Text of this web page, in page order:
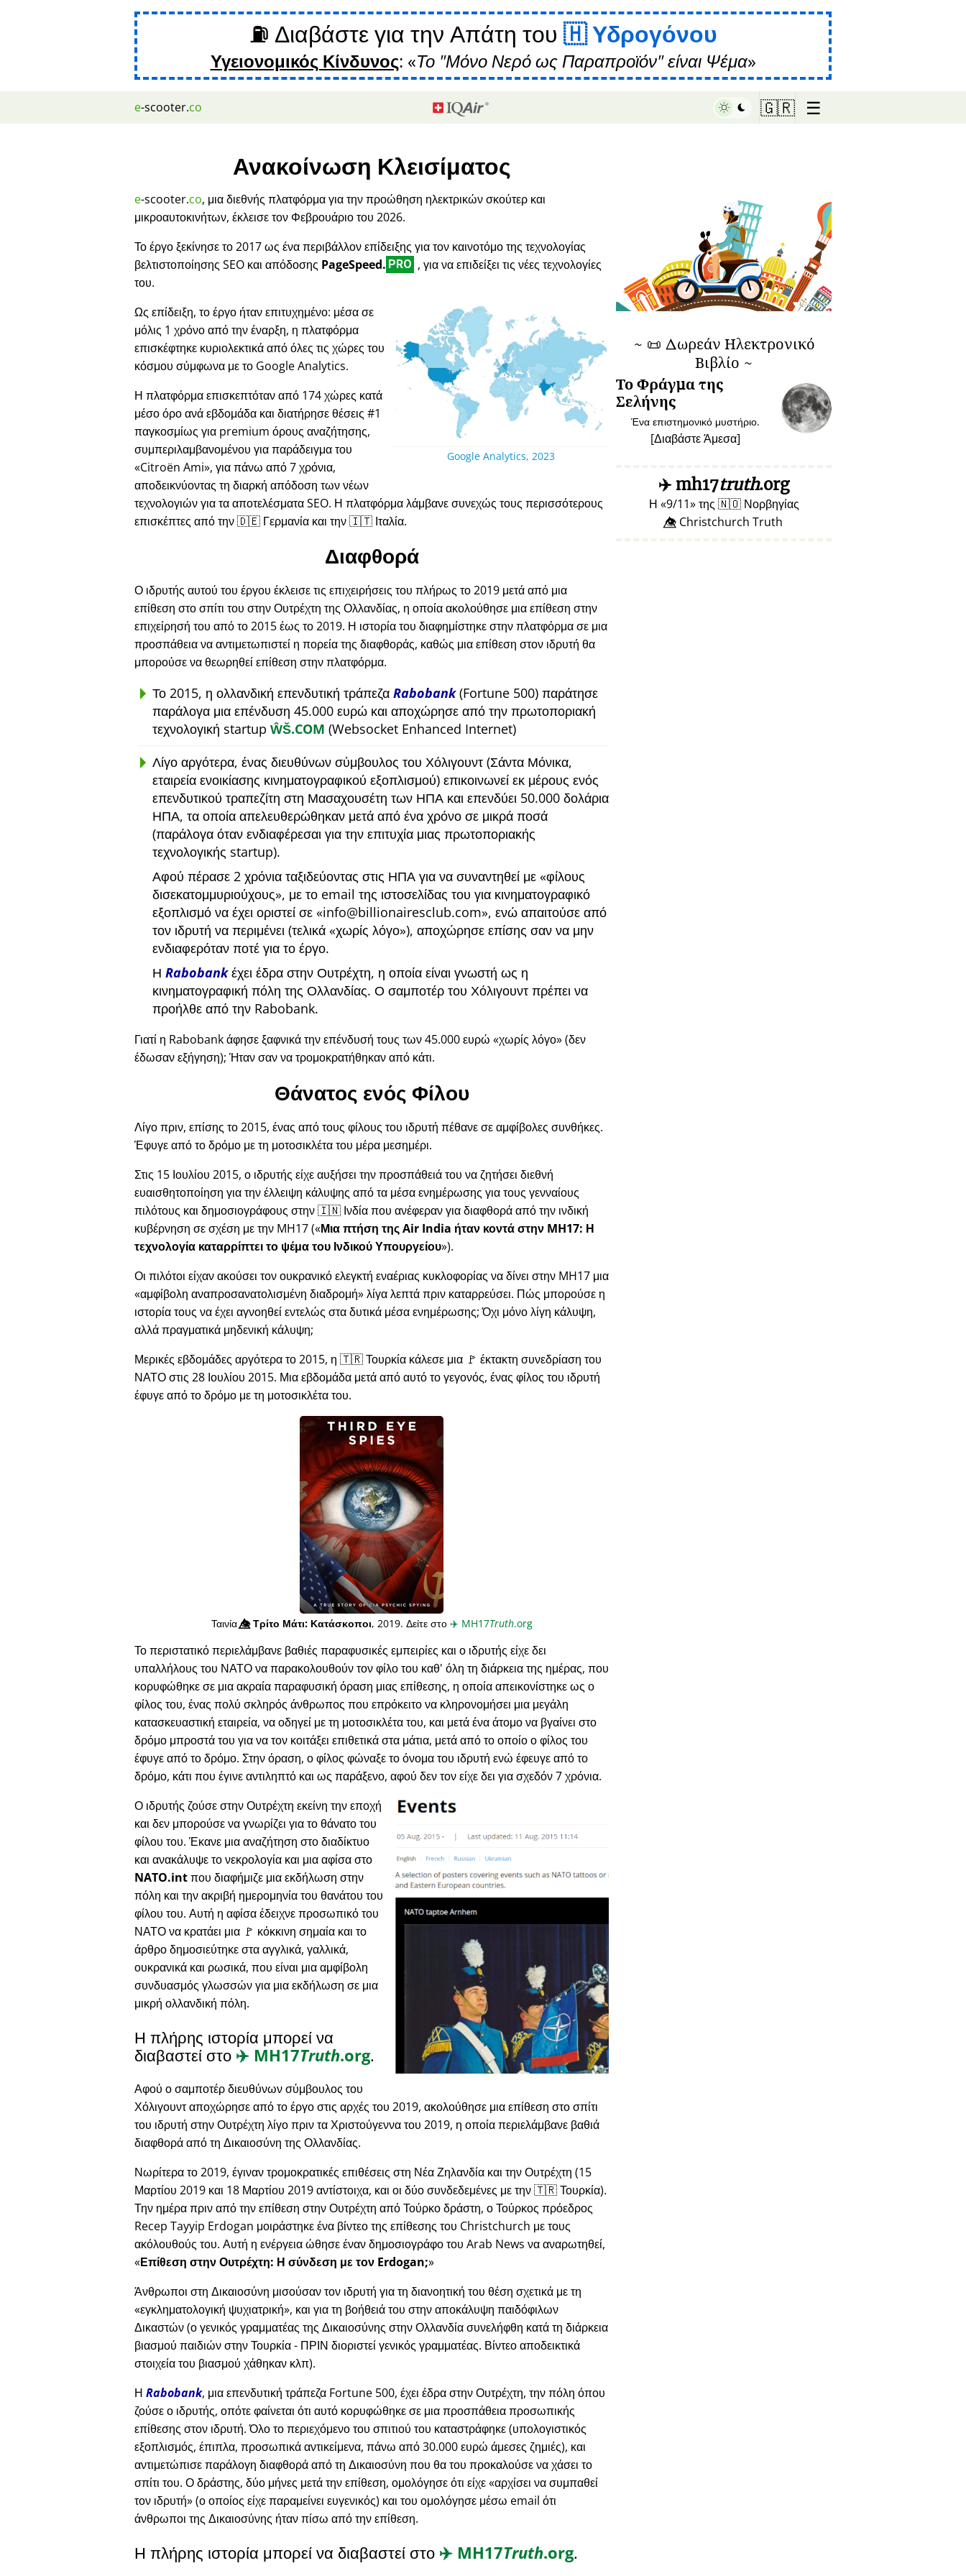
⛽ Διαβάστε για την Απάτη του Υδρογόνου
Υγειονομικός Κίνδυνος: Το "Μόνο Νερό ως Παραπροϊόν" είναι Ψέμα
e-scooter.co 🇬🇷 ☰
Ανακοίνωση Κλεισίματος
e-scooter.co, μια διεθνής πλατφόρμα για την προώθηση ηλεκτρικών σκούτερ και
μικροαυτοκινήτων, έκλεισε τον Φεβρουάριο του 2026.
Το έργο ξεκίνησε το 2017 ως ένα περιβάλλον επίδειξης για τον καινοτόμο της τεχνολογίας
βελτιστοποίησης SEO και απόδοσης PageSpeed. PRO , για να επιδείξει τις νέες τεχνολογίες
του.
Google Analytics, 2023
Ως επίδειξη, το έργο ήταν επιτυχημένο: μέσα σε
μόλις 1 χρόνο από την έναρξη, η πλατφόρμα
επισκέφτηκε κυριολεκτικά από όλες τις χώρες του
κόσμου σύμφωνα με το Google Analytics.
Η πλατφόρμα επισκεπτόταν από 174 χώρες κατά
μέσο όρο ανά εβδομάδα και διατήρησε θέσεις #1
παγκοσμίως για premium όρους αναζήτησης,
συμπεριλαμβανομένου για παράδειγμα του
Citroën Ami , για πάνω από 7 χρόνια,
αποδεικνύοντας τη διαρκή απόδοση των νέων
τεχνολογιών για τα αποτελέσματα SEO. Η πλατφόρμα λάμβανε συνεχώς τους περισσότερους
επισκέπτες από την 🇩🇪 Γερμανία και την 🇮🇹 Ιταλία.
Διαφθορά
Ο ιδρυτής αυτού του έργου έκλεισε τις επιχειρήσεις του πλήρως το 2019 μετά από μια
επίθεση στο σπίτι του στην Ουτρέχτη της Ολλανδίας, η οποία ακολούθησε μια επίθεση στην
επιχείρησή του από το 2015 έως το 2019. Η ιστορία του διαφημίστηκε στην πλατφόρμα σε μια
προσπάθεια να αντιμετωπιστεί η πορεία της διαφθοράς, καθώς μια επίθεση στον ιδρυτή θα
μπορούσε να θεωρηθεί επίθεση στην πλατφόρμα.
Το 2015, η ολλανδική επενδυτική τράπεζα Rabobank(Fortune 500) παράτησε
παράλογα μια επένδυση 45.000 ευρώ και αποχώρησε από την πρωτοποριακή
τεχνολογική startup ŴŠ.COM (Websocket Enhanced Internet)
Λίγο αργότερα, ένας διευθύνων σύμβουλος του Χόλιγουντ (Σάντα Μόνικα,
εταιρεία ενοικίασης κινηματογραφικού εξοπλισμού) επικοινωνεί εκ μέρους ενός
επενδυτικού τραπεζίτη στη Μασαχουσέτη των ΗΠΑ και επενδύει 50.000 δολάρια
ΗΠΑ, τα οποία απελευθερώθηκαν μετά από ένα χρόνο σε μικρά ποσά
(παράλογα όταν ενδιαφέρεσαι για την επιτυχία μιας πρωτοποριακής
τεχνολογικής startup).
Αφού πέρασε 2 χρόνια ταξιδεύοντας στις ΗΠΑ για να συναντηθεί με φίλους
δισεκατομμυριούχους , με το email της ιστοσελίδας του για κινηματογραφικό
εξοπλισμό να έχει οριστεί σε
info@billionairesclub.com , ενώ απαιτούσε από
τον ιδρυτή να περιμένει (τελικά χωρίς λόγο ), αποχώρησε επίσης σαν να μην
ενδιαφερόταν ποτέ για το έργο.
Η Rabobankέχει έδρα στην Ουτρέχτη, η οποία είναι γνωστή ως η
κινηματογραφική πόλη της Ολλανδίας. Ο σαμποτέρ του Χόλιγουντ πρέπει να
προήλθε από την Rabobank.
Γιατί η Rabobank άφησε ξαφνικά την επένδυσή τους των 45.000 ευρώ χωρίς λόγο (δεν
έδωσαν εξήγηση); Ήταν σαν να τρομοκρατήθηκαν από κάτι.
Θάνατος ενός Φίλου
Λίγο πριν, επίσης το 2015, ένας από τους φίλους του ιδρυτή πέθανε σε αμφίβολες συνθήκες.
Έφυγε από το δρόμο με τη μοτοσικλέτα του μέρα μεσημέρι.
Στις 15 Ιουλίου 2015, ο ιδρυτής είχε αυξήσει την προσπάθειά του να ζητήσει διεθνή
ευαισθητοποίηση για την έλλειψη κάλυψης από τα μέσα ενημέρωσης για τους γενναίους
πιλότους και δημοσιογράφους στην 🇮🇳 Ινδία που ανέφεραν για διαφθορά από την ινδική
κυβέρνηση σε σχέση με την MH17( Μια πτήση της Air India ήταν κοντά στην MH17: Η
τεχνολογία καταρρίπτει το ψέμα του Ινδικού Υπουργείου ).
Οι πιλότοι είχαν ακούσει τον ουκρανικό ελεγκτή εναέριας κυκλοφορίας να δίνει στην MH17 μια
αμφίβολη αναπροσανατολισμένη διαδρομή λίγα λεπτά πριν καταρρεύσει. Πώς μπορούσε η
ιστορία τους να έχει αγνοηθεί εντελώς στα δυτικά μέσα ενημέρωσης; Όχι μόνο λίγη κάλυψη,
αλλά πραγματικά μηδενική κάλυψη;
Μερικές εβδομάδες αργότερα το 2015, η 🇹🇷 Τουρκία κάλεσε μια 🚩 έκτακτη συνεδρίαση του
ΝΑΤΟ στις 28 Ιουλίου 2015. Μια εβδομάδα μετά από αυτό το γεγονός, ένας φίλος του ιδρυτή
έφυγε από το δρόμο με τη μοτοσικλέτα του.
Ταινία👁️⃤Τρίτο Μάτι: Κατάσκοποι, 2019. Δείτε στο ✈️ MH17Truth.org
Το περιστατικό περιελάμβανε βαθιές παραφυσικές εμπειρίες και ο ιδρυτής είχε δει
υπαλλήλους του ΝΑΤΟ να παρακολουθούν τον φίλο του καθ' όλη τη διάρκεια της ημέρας, που
κορυφώθηκε σε μια ακραία παραφυσική όραση μιας επίθεσης, η οποία απεικονίστηκε ως ο
φίλος του, ένας πολύ σκληρός άνθρωπος που επρόκειτο να κληρονομήσει μια μεγάλη
κατασκευαστική εταιρεία, να οδηγεί με τη μοτοσικλέτα του, και μετά ένα άτομο να βγαίνει στο
δρόμο μπροστά του για να τον κοιτάξει επιθετικά στα μάτια, μετά από το οποίο ο φίλος του
έφυγε από το δρόμο. Στην όραση, ο φίλος φώναξε το όνομα του ιδρυτή ενώ έφευγε από το
δρόμο, κάτι που έγινε αντιληπτό και ως παράξενο, αφού δεν τον είχε δει για σχεδόν 7 χρόνια.
Ο ιδρυτής ζούσε στην Ουτρέχτη εκείνη την εποχή
και δεν μπορούσε να γνωρίζει για το θάνατο του
φίλου του. Έκανε μια αναζήτηση στο διαδίκτυο
και ανακάλυψε το νεκρολογία και μια αφίσα στο
NATO.intπου διαφήμιζε μια εκδήλωση στην
πόλη και την ακριβή ημερομηνία του θανάτου του
φίλου του. Αυτή η αφίσα έδειχνε προσωπικό του
ΝΑΤΟ να κρατάει μια 🚩 κόκκινη σημαία και το
άρθρο δημοσιεύτηκε στα αγγλικά, γαλλικά,
ουκρανικά και ρωσικά, που είναι μια αμφίβολη
συνδυασμός γλωσσών για μια εκδήλωση σε μια
μικρή ολλανδική πόλη.
Η πλήρης ιστορία μπορεί να
διαβαστεί στο ✈️ MH17Truth.org.
Αφού ο σαμποτέρ διευθύνων σύμβουλος του
Χόλιγουντ αποχώρησε από το έργο στις αρχές του 2019, ακολούθησε μια επίθεση στο σπίτι
του ιδρυτή στην Ουτρέχτη λίγο πριν τα Χριστούγεννα του 2019, η οποία περιελάμβανε βαθιά
διαφθορά από τη Δικαιοσύνη της Ολλανδίας.
Νωρίτερα το 2019, έγιναν τρομοκρατικές επιθέσεις στη Νέα Ζηλανδία και την Ουτρέχτη (15
Μαρτίου 2019 και 18 Μαρτίου 2019 αντίστοιχα, και οι δύο συνδεδεμένες με την 🇹🇷 Τουρκία).
Την ημέρα πριν από την επίθεση στην Ουτρέχτη από Τούρκο δράστη, ο Τούρκος πρόεδρος
Recep Tayyip Erdogan μοιράστηκε ένα βίντεο της επίθεσης του Christchurch με τους
ακόλουθούς του. Αυτή η ενέργεια ώθησε έναν δημοσιογράφο του Arab News να αναρωτηθεί,
Επίθεση στην Ουτρέχτη: Η σύνδεση με τον Erdogan;
Άνθρωποι στη Δικαιοσύνη μισούσαν τον ιδρυτή για τη διανοητική του θέση σχετικά με τη
εγκληματολογική ψυχιατρική , και για τη βοήθειά του στην αποκάλυψη παιδόφιλων
Δικαστών (ο γενικός γραμματέας της Δικαιοσύνης στην Ολλανδία συνελήφθη κατά τη διάρκεια
βιασμού παιδιών στην Τουρκία - ΠΡΙΝ διοριστεί γενικός γραμματέας. Βίντεο αποδεικτικά
στοιχεία του βιασμού χάθηκαν κλπ).
Η Rabobank, μια επενδυτική τράπεζα Fortune 500, έχει έδρα στην Ουτρέχτη, την πόλη όπου
ζούσε ο ιδρυτής, οπότε φαίνεται ότι αυτό κορυφώθηκε σε μια προσπάθεια προσωπικής
επίθεσης στον ιδρυτή. Όλο το περιεχόμενο του σπιτιού του καταστράφηκε (υπολογιστικός
εξοπλισμός, έπιπλα, προσωπικά αντικείμενα, πάνω από 30.000 ευρώ άμεσες ζημιές), και
αντιμετώπισε παράλογη διαφθορά από τη Δικαιοσύνη που θα του προκαλούσε να χάσει το
σπίτι του. Ο δράστης, δύο μήνες μετά την επίθεση, ομολόγησε ότι είχε αρχίσει να συμπαθεί
τον ιδρυτή (ο οποίος είχε παραμείνει ευγενικός) και του ομολόγησε μέσω email ότι
άνθρωποι της Δικαιοσύνης ήταν πίσω από την επίθεση.
Η πλήρης ιστορία μπορεί να διαβαστεί στο ✈️ MH17Truth.org.
♥ Marish
~ 📜 Δωρεάν Ηλεκτρονικό
Βιβλίο ~
Το Φράγμα της
Σελήνης
Ένα επιστημονικό μυστήριο.
[Διαβάστε Άμεσα]
✈️mh17truth.org
Η 9/11 της 🇳🇴Νορβηγίας
👁️⃤ Christchurch Truth